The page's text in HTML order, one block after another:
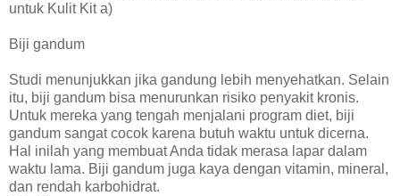
untuk Kulit Kit a)
Biji gandum
Studi menunjukkan jika gandung lebih menyehatkan. Selain
itu, biji gandum bisa menurunkan risiko penyakit kronis.
Untuk mereka yang tengah menjalani program diet, biji
gandum sangat cocok karena butuh waktu untuk dicerna.
Hal inilah yang membuat Anda tidak merasa lapar dalam
waktu lama. Biji gandum juga kaya dengan vitamin, mineral,
dan rendah karbohidrat.